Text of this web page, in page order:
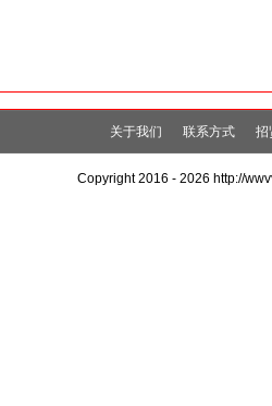
关于我们 联系方式 招
Copyright 2016 - 2026 http://